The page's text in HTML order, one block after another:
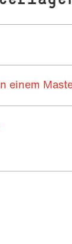
einem